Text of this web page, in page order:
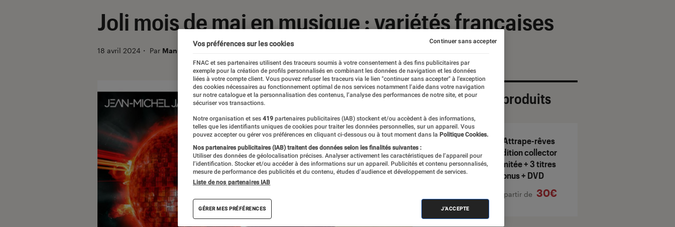
Joli mois de mai en musique : variétés françaises
18 avril 2024 ・ Par Manue
Sélection de produits
L'Attrape-rêves
Edition collector
limitée + 3 titres
bonus + DVD
À partir de 30€
Vos préférences sur les cookies
FNAC et ses partenaires utilisent des traceurs soumis à votre consentement à des fins publicitaires par
exemple pour la création de profils personnalisés en combinant les données de navigation et les données
liées à votre compte client. Vous pouvez refuser les traceurs via le lien "continuer sans accepter" à l’exception
des cookies nécessaires au fonctionnement optimal de nos services notamment l’aide dans votre navigation
sur notre catalogue et la personnalisation des contenus, l’analyse des performances de notre site, et pour
sécuriser vos transactions.
Notre organisation et ses 419 partenaires publicitaires (IAB) stockent et/ou accèdent à des informations,
telles que les identifiants uniques de cookies pour traiter les données personnelles, sur un appareil. Vous
pouvez accepter ou gérer vos préférences en cliquant ci-dessous ou à tout moment dans la Politique Cookies.
Nos partenaires publicitaires (IAB) traitent des données selon les finalités suivantes :
Utiliser des données de géolocalisation précises. Analyser activement les caractéristiques de l’appareil pour
l’identification. Stocker et/ou accéder à des informations sur un appareil. Publicités et contenu personnalisés,
mesure de performance des publicités et du contenu, études d’audience et développement de services.
Liste de nos partenaires IAB
GÉRER MES PRÉFÉRENCES J'ACCEPTE
Continuer sans accepter